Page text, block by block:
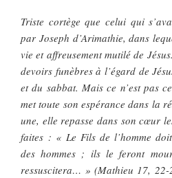
Triste cortège que celui qui
par Joseph d’Arimathie, dans
vie et affreusement mutilé de
devoirs funèbres à l’égard de
et du sabbat. Mais ce n’est pas
met toute son espérance dans la
une, elle repasse dans son cœur
faites : « Le Fils de l’homme
des hommes ; ils le feront
ressuscitera… » (Mathieu 17, 22-